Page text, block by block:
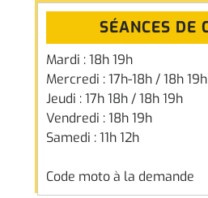
SÉANCES DE
Mardi : 18h 19h
Mercredi : 17h-18h / 18h 19h
Jeudi : 17h 18h / 18h 19h
Vendredi : 18h 19h
Samedi : 11h 12h
Code moto à la demande